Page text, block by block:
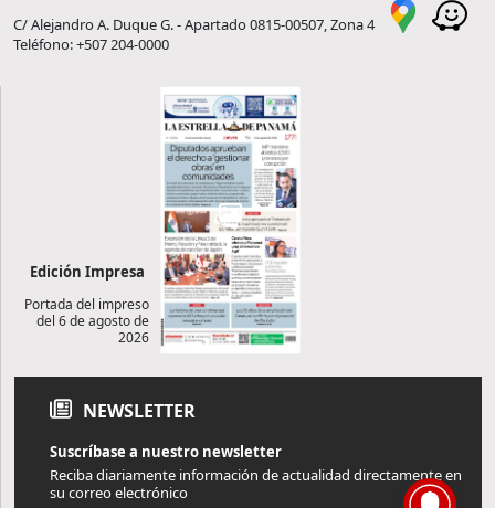
C/ Alejandro A. Duque G. - Apartado 0815-00507, Zona 4
Teléfono: +507 204-0000
Edición Impresa
Portada del impreso
del 6 de agosto de
2026
NEWSLETTER
Suscríbase a nuestro newsletter
Reciba diariamente información de actualidad directamente en
su correo electrónico